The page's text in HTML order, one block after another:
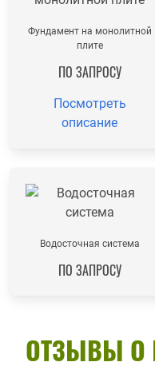
Фундамент на монолитной
плите
ПО ЗАПРОСУ
Посмотреть
описание
Водосточная система
ПО ЗАПРОСУ
ОТЗЫВЫ О